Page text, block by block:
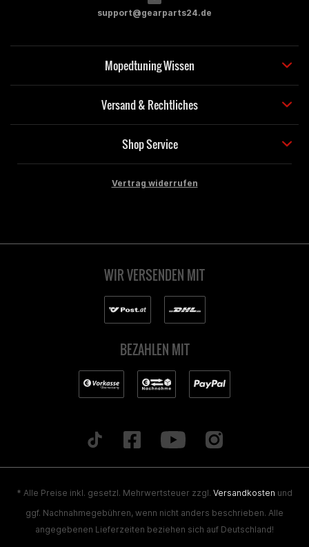
support@gearparts24.de
Mopedtuning Wissen
Versand & Rechtliches
Shop Service
Vertrag widerrufen
WIR VERSENDEN MIT
BEZAHLEN MIT
* Alle Preise inkl. gesetzl. Mehrwertsteuer zzgl. Versandkosten und
ggf. Nachnahmegebühren, wenn nicht anders beschrieben. Alle
angegebenen Lieferzeiten beziehen sich auf Deutschland!